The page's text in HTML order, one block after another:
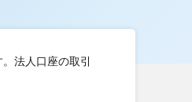
法人口座の取引